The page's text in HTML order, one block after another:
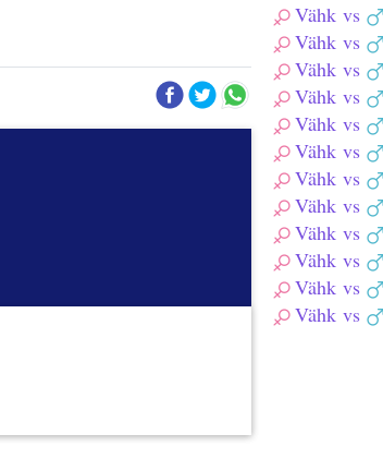
Vähk vs
Vähk vs
Vähk vs
Vähk vs
Vähk vs
Vähk vs
Vähk vs
Vähk vs
Vähk vs
Vähk vs
Vähk vs
Vähk vs